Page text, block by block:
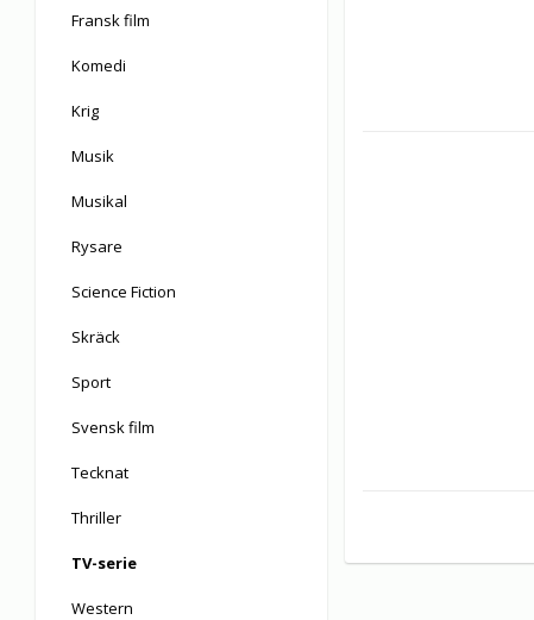
Fransk film
Komedi
Krig
Musik
Musikal
Rysare
Science Fiction
Skräck
Sport
Svensk film
Tecknat
Thriller
TV-serie
Western